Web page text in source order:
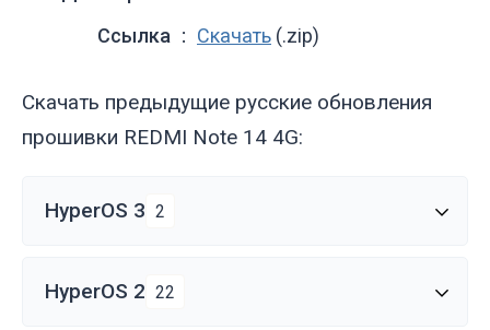
Ссылка
Скачать (.zip)
Скачать предыдущие русские обновления
прошивки REDMI Note 14 4G:
HyperOS 3 2
HyperOS 2 22